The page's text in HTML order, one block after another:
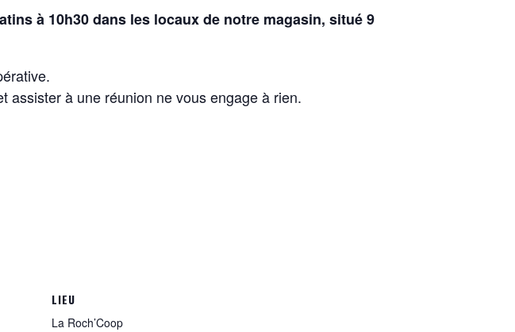
à 10h30 dans les locaux de notre magasin, situé 9
assister à une réunion ne vous engage à rien.
LIEU
La Roch’Coop